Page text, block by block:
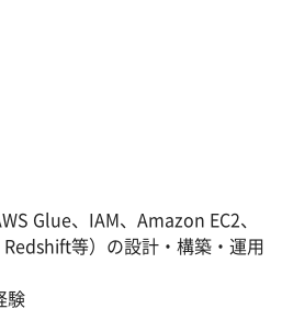
Glue、IAM、Amazon EC2、
等）の設計・構築・運用
験